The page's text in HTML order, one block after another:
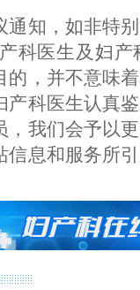
通知，如非特
科医生及妇
的，并不意味
产科医生认真
我们会予以
息和服务所